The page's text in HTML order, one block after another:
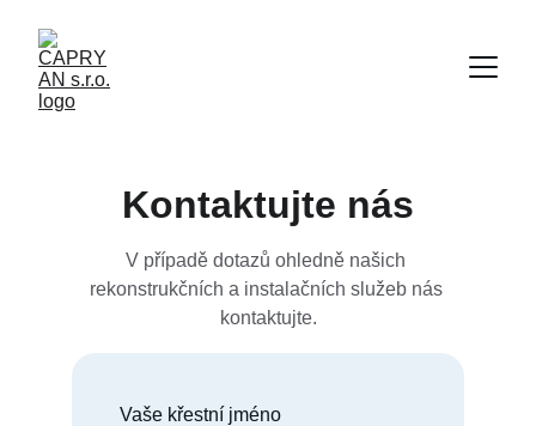
Kontaktujte nás
Vaše křestní jméno
V případě dotazů ohledně našich
rekonstrukčních a instalačních služeb nás
kontaktujte.